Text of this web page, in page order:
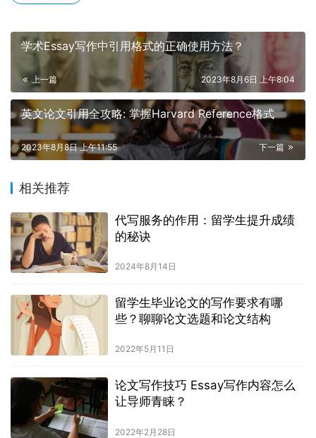
学术Essay写作中引用格式的正确使用方法？
上一篇 2023年8月6日 上午8:04
英文论文引用全攻略: 掌握Harvard Reference格式
下一篇
2023年8月8日 上午11:55
相关推荐
代写服务的作用：留学生提升成绩
的秘诀
2024年8月14日
留学生毕业论文的写作要求有哪
些？聊聊论文选题和论文结构
2022年5月11日
论文写作技巧 Essay写作内容怎么
让导师青睐？
2022年2月28日